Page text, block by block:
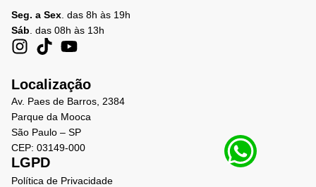
Seg. a Sex . das 8h às 19h
Sáb . das 08h às 13h
Localização
Av. Paes de Barros, 2384
Parque da Mooca
São Paulo – SP
CEP: 03149-000
LGPD
Política de Privacidade